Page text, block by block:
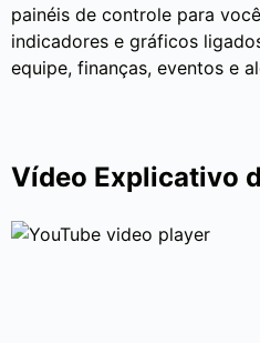
painéis de controle para
indicadores e gráficos
equipe, finanças, eventos e
Vídeo Explicativo